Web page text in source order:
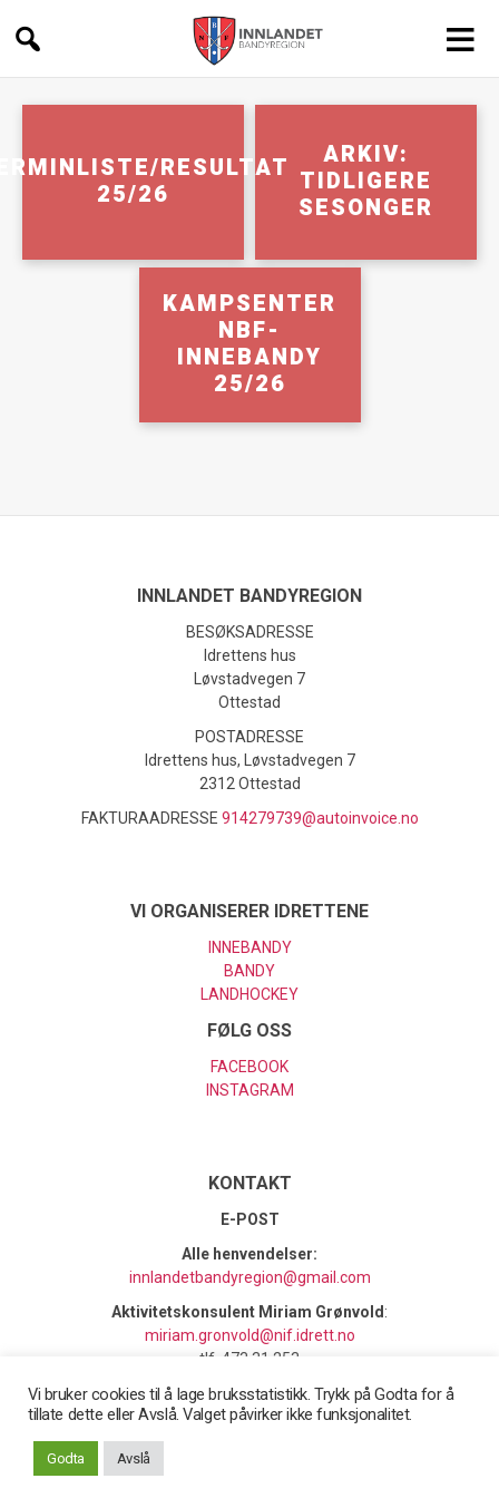
Innlandet
Bandyregion
RESULTAT
25/26
ARKIV:
TIDLIGERE
SESONGER
KAMPSENTER
NBF-
INNEBANDY
25/26
INNLANDET BANDYREGION
BESØKSADRESSE
Idrettens hus
Løvstadvegen 7
Ottestad
POSTADRESSE
Idrettens hus, Løvstadvegen 7
2312 Ottestad
FAKTURAADRESSE 914279739@autoinvoice.no
VI ORGANISERER IDRETTENE
INNEBANDY
BANDY
LANDHOCKEY
FØLG OSS
FACEBOOK
INSTAGRAM
KONTAKT
E-POST
Alle henvendelser:
innlandetbandyregion@gmail.com
Aktivitetskonsulent Miriam Grønvold:
miriam.gronvold@nif.idrett.no
tlf. 473 31 253
© 2026- Bandyforbundet
Vi bruker cookies til å lage bruksstatistikk. Trykk på Godta for å
tillate dette eller Avslå. Valget påvirker ikke funksjonalitet.
Godta Avslå